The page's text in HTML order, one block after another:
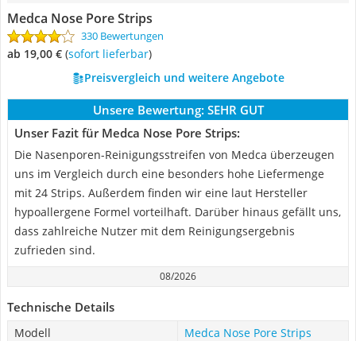
Medca Nose Pore Strips
330 Bewertungen
ab 19,00 € ( Sofort lieferbar)
Preisvergleich und weitere Angebote
Unsere Bewertung: SEHR GUT
Unser Fazit für Medca Nose Pore Strips:
Die Nasenporen-Reinigungsstreifen von Medca überzeugen
uns im Vergleich durch eine besonders hohe Liefermenge
mit 24 Strips. Außerdem finden wir eine laut Hersteller
hypoallergene Formel vorteilhaft. Darüber hinaus gefällt uns,
dass zahlreiche Nutzer mit dem Reinigungsergebnis
zufrieden sind.
08/2026
Technische Details
Modell
Medca Nose Pore Strips